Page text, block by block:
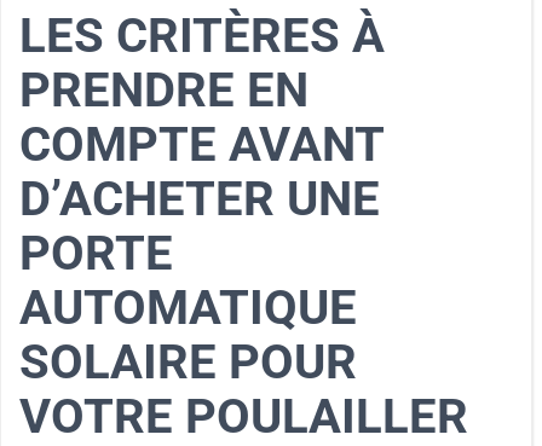
LES CRITÈRES À
PRENDRE EN
COMPTE AVANT
D’ACHETER UNE
PORTE
AUTOMATIQUE
SOLAIRE POUR
VOTRE POULAILLER